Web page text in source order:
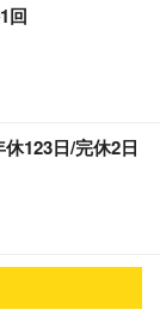
回
123日/完休2日